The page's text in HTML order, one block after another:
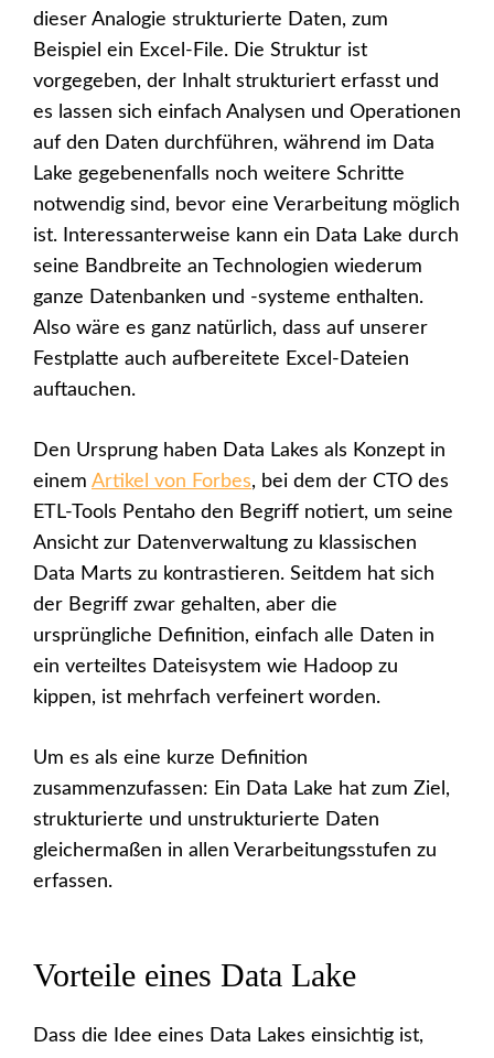
dieser Analogie strukturierte Daten, zum
Beispiel ein Excel-File. Die Struktur ist
vorgegeben, der Inhalt strukturiert erfasst und
es lassen sich einfach Analysen und Operationen
auf den Daten durchführen, während im Data
Lake gegebenenfalls noch weitere Schritte
notwendig sind, bevor eine Verarbeitung möglich
ist. Interessanterweise kann ein Data Lake durch
seine Bandbreite an Technologien wiederum
ganze Datenbanken und -systeme enthalten.
Also wäre es ganz natürlich, dass auf unserer
Festplatte auch aufbereitete Excel-Dateien
auftauchen.
Den Ursprung haben Data Lakes als Konzept in
einem Artikel von Forbes, bei dem der CTO des
ETL-Tools Pentaho den Begriff notiert, um seine
Ansicht zur Datenverwaltung zu klassischen
Data Marts zu kontrastieren. Seitdem hat sich
der Begriff zwar gehalten, aber die
ursprüngliche Definition, einfach alle Daten in
ein verteiltes Dateisystem wie Hadoop zu
kippen, ist mehrfach verfeinert worden.
Um es als eine kurze Definition
zusammenzufassen: Ein Data Lake hat zum Ziel,
strukturierte und unstrukturierte Daten
gleichermaßen in allen Verarbeitungsstufen zu
erfassen.
Vorteile eines Data Lake
Dass die Idee eines Data Lakes einsichtig ist,